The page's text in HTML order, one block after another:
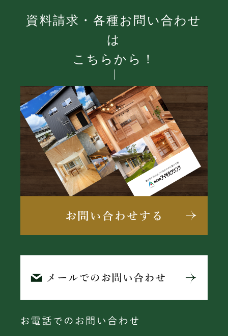
資料請求・各種お問い合わせ
は
こちらから！